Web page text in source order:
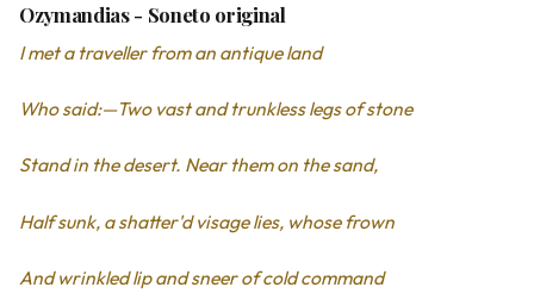
Ozymandias - Soneto original
I met a traveller from an antique land
Who said:—Two vast and trunkless legs of stone
Stand in the desert. Near them on the sand,
Half sunk, a shatter'd visage lies, whose frown
And wrinkled lip and sneer of cold command